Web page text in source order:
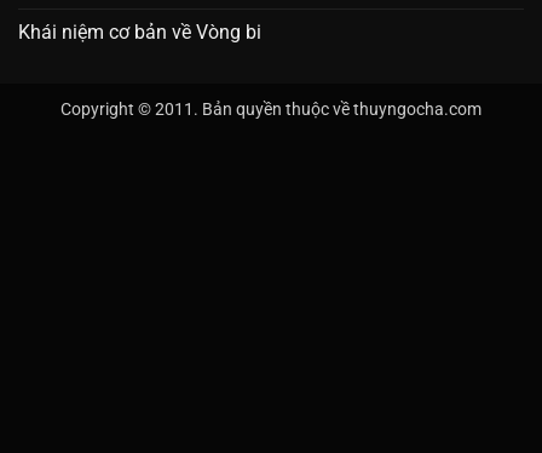
Khái niệm cơ bản về Vòng bi
Copyright © 2011. Bản quyền thuộc về thuyngocha.com